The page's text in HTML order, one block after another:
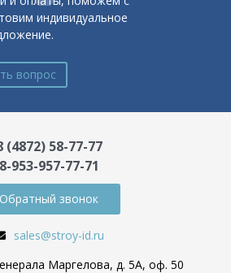
индивидуальное
вопрос
(4872) 58-77-77
8-953-957-77-71
Обратный звонок
sales@stroy-id.ru
Маргелова, д. 5А, оф. 50